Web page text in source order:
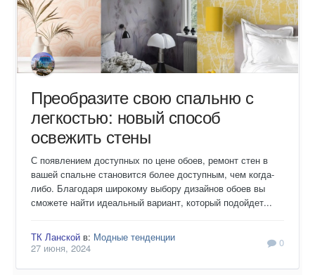
Преобразите свою спальню с
легкостью: новый способ
освежить стены
С появлением доступных по цене обоев, ремонт стен в
вашей спальне становится более доступным, чем когда-
либо. Благодаря широкому выбору дизайнов обоев вы
сможете найти идеальный вариант, который подойдет...
ТК Ланской в: Модные тенденции
27 июня, 2024
0